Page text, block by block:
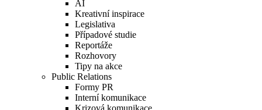
AI
Kreativní inspirace
Legislativa
Případové studie
Reportáže
Rozhovory
Tipy na akce
Public Relations
Formy PR
Interní komunikace
Krizová komunikace